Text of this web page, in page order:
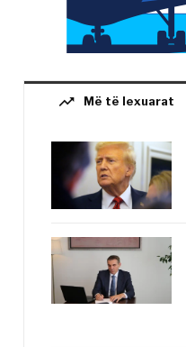
trending_up Më të lexuarat